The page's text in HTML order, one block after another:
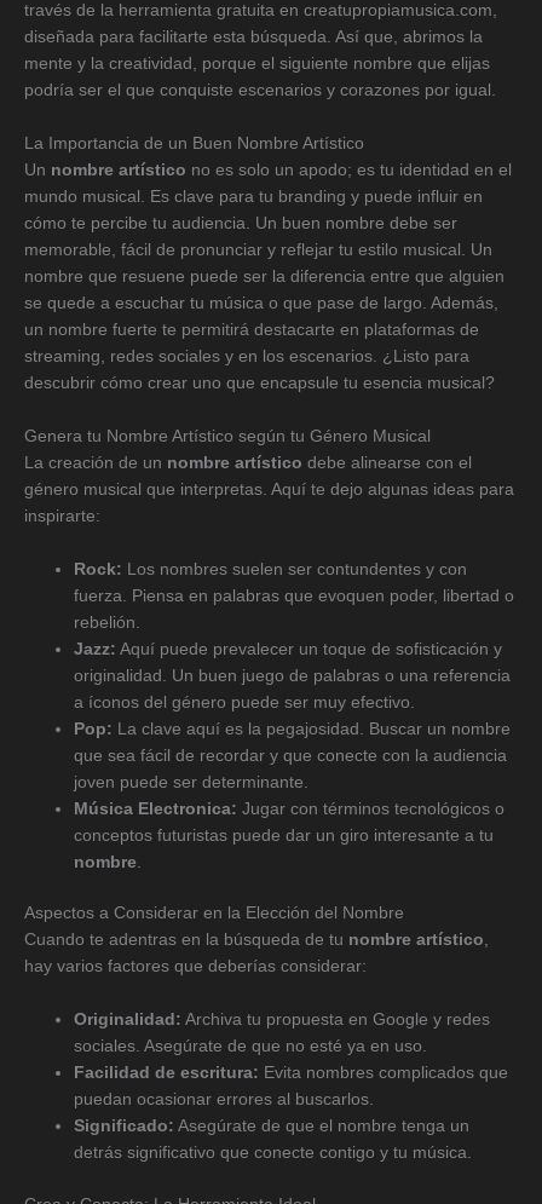
través de la herramienta gratuita en creatupropiamusica.com,
diseñada para facilitarte esta búsqueda. Así que, abrimos la
mente y la creatividad, porque el siguiente nombre que elijas
podría ser el que conquiste escenarios y corazones por igual.
La Importancia de un Buen Nombre Artístico
Un nombre artístico no es solo un apodo; es tu identidad en el
mundo musical. Es clave para tu branding y puede influir en
cómo te percibe tu audiencia. Un buen nombre debe ser
memorable, fácil de pronunciar y reflejar tu estilo musical. Un
nombre que resuene puede ser la diferencia entre que alguien
se quede a escuchar tu música o que pase de largo. Además,
un nombre fuerte te permitirá destacarte en plataformas de
streaming, redes sociales y en los escenarios. ¿Listo para
descubrir cómo crear uno que encapsule tu esencia musical?
Genera tu Nombre Artístico según tu Género Musical
La creación de un nombre artístico debe alinearse con el
género musical que interpretas. Aquí te dejo algunas ideas para
inspirarte:
Rock: Los nombres suelen ser contundentes y con
fuerza. Piensa en palabras que evoquen poder, libertad o
rebelión.
Jazz: Aquí puede prevalecer un toque de sofisticación y
originalidad. Un buen juego de palabras o una referencia
a íconos del género puede ser muy efectivo.
Pop: La clave aquí es la pegajosidad. Buscar un nombre
que sea fácil de recordar y que conecte con la audiencia
joven puede ser determinante.
Música Electronica: Jugar con términos tecnológicos o
conceptos futuristas puede dar un giro interesante a tu
nombre
Aspectos a Considerar en la Elección del Nombre
Cuando te adentras en la búsqueda de tu nombre artístico,
hay varios factores que deberías considerar:
Originalidad: Archiva tu propuesta en Google y redes
sociales. Asegúrate de que no esté ya en uso.
Facilidad de escritura: Evita nombres complicados que
puedan ocasionar errores al buscarlos.
Significado: Asegúrate de que el nombre tenga un
detrás significativo que conecte contigo y tu música.